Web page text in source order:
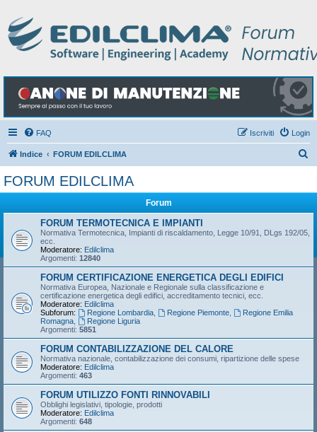
FAQ Login
Iscriviti
Indice FORUM EDILCLIMA
FORUM EDILCLIMA
Forum
FORUM TERMOTECNICA E IMPIANTI
Normativa Termotecnica, Impianti di riscaldamento, Legge 10/91, DLgs 192/05,
ecc.
Moderatore: Edilclima
Argomenti: 12840
FORUM CERTIFICAZIONE ENERGETICA DEGLI EDIFICI
Normativa Europea, Nazionale e Regionale sulla classificazione e
certificazione energetica degli edifici, accreditamento tecnici, ecc.
Moderatore: Edilclima
Subforum:
Regione Lombardia, Regione Piemonte,
Regione Emilia
Romagna
Regione Liguria
Argomenti: 5851
FORUM CONTABILIZZAZIONE DEL CALORE
Normativa nazionale, contabilizzazione dei consumi, ripartizione delle spese
Moderatore: Edilclima
Argomenti: 463
FORUM UTILIZZO FONTI RINNOVABILI
Obblighi legislativi, tipologie, prodotti
Moderatore: Edilclima
Argomenti: 648